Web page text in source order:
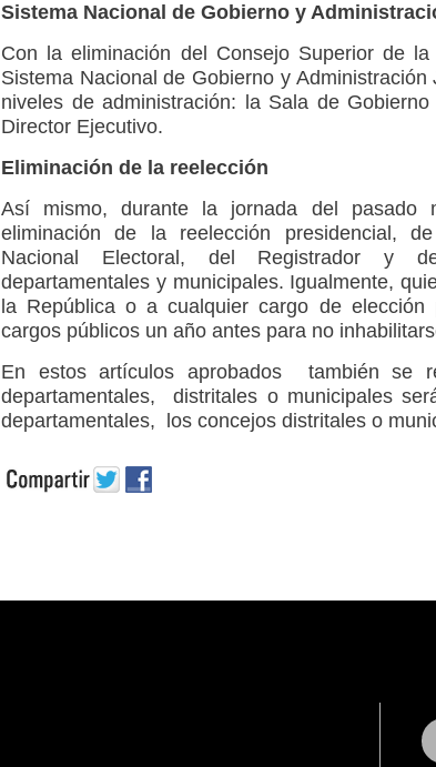
Sistema Nacional de Gobierno y
Con la eliminación del Consejo Superior de
Sistema Nacional de Gobierno y
niveles de administración: la Sala de
Director Ejecutivo.
Eliminación de la reelección
Así mismo, durante la jornada del pasado
eliminación de la reelección presidencial,
Nacional Electoral, del Registrador y
departamentales y municipales. Igualmente,
la República o a cualquier cargo de
cargos públicos un año antes para no
En estos artículos aprobados también se
departamentales, distritales o municipales
departamentales, los concejos distritales o